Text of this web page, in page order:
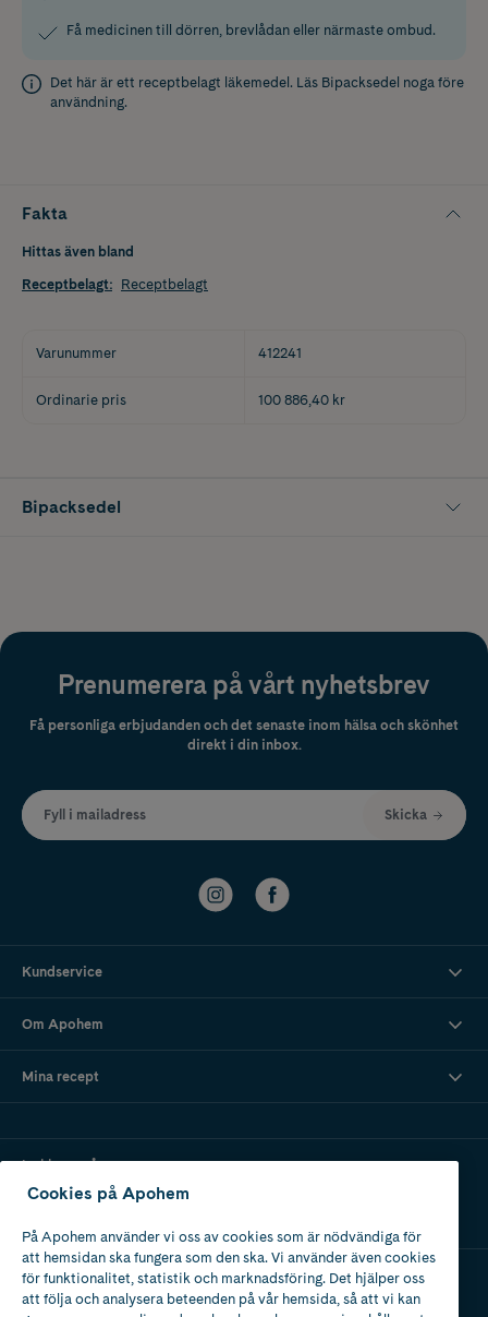
Få medicinen till dörren, brevlådan eller närmaste ombud.
Det här är ett receptbelagt läkemedel. Läs Bipacksedel noga före
användning.
Fakta
Hittas även bland
Receptbelagt: Receptbelagt
Varunummer 412241
Ordinarie pris 100 886,40 kr
Bipacksedel
Prenumerera på vårt nyhetsbrev
Få personliga erbjudanden och det senaste inom hälsa och skönhet
direkt i din inbox.
Fyll i mailadress Skicka
Kundservice
Om Apohem
Mina recept
Ladda ner vår app
Apotek med tillstånd
Cookies på Apohem
På Apohem använder vi oss av cookies som är nödvändiga för
att hemsidan ska fungera som den ska. Vi använder även cookies
för funktionalitet, statistik och marknadsföring. Det hjälper oss
att följa och analysera beteenden på vår hemsida, så att vi kan